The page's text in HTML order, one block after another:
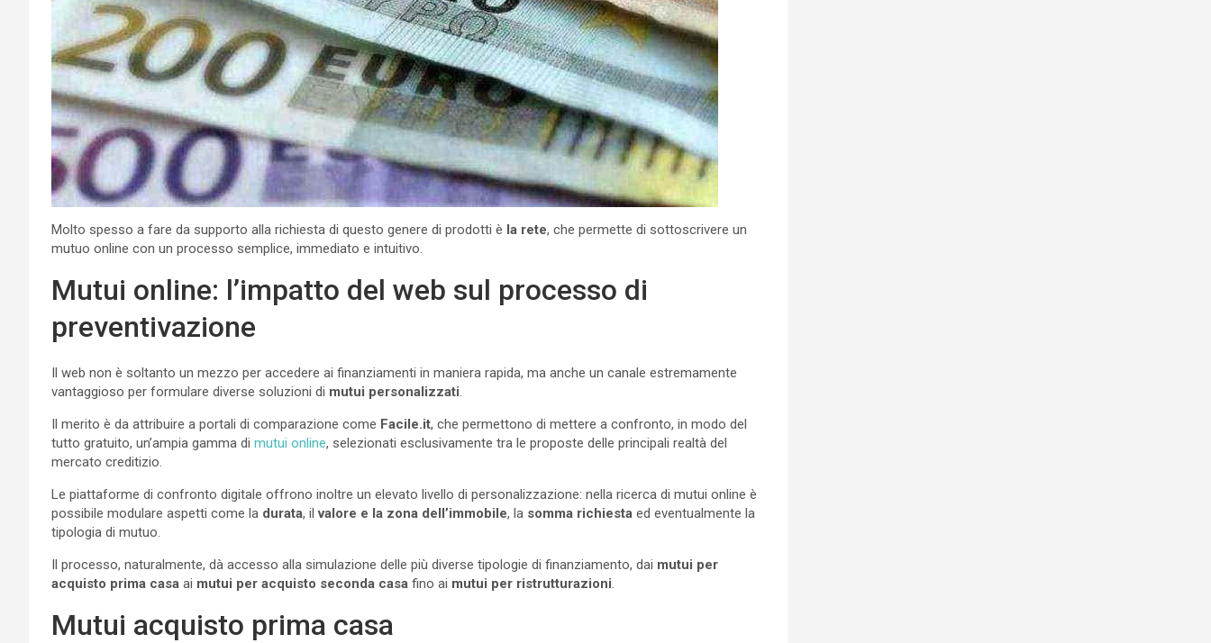
Molto spesso a fare da supporto alla richiesta di questo genere di prodotti è la rete, che permette di sottoscrivere un
mutuo online con un processo semplice, immediato e intuitivo.
Mutui online: l’impatto del web sul processo di
preventivazione
Il web non è soltanto un mezzo per accedere ai finanziamenti in maniera rapida, ma anche un canale estremamente
vantaggioso per formulare diverse soluzioni di mutui personalizzati
Il merito è da attribuire a portali di comparazione come Facile.it, che permettono di mettere a confronto, in modo del
tutto gratuito, un’ampia gamma di mutui online, selezionati esclusivamente tra le proposte delle principali realtà del
mercato creditizio.
Le piattaforme di confronto digitale offrono inoltre un elevato livello di personalizzazione: nella ricerca di mutui online è
possibile modulare aspetti come la durata, ilvalore e la zona dell’immobile, la somma richiesta ed eventualmente la
tipologia di mutuo.
Il processo, naturalmente, dà accesso alla simulazione delle più diverse tipologie di finanziamento, dai mutui per
acquisto prima casa ai mutui per acquisto seconda casa fino ai mutui per ristrutturazioni
Mutui acquisto prima casa